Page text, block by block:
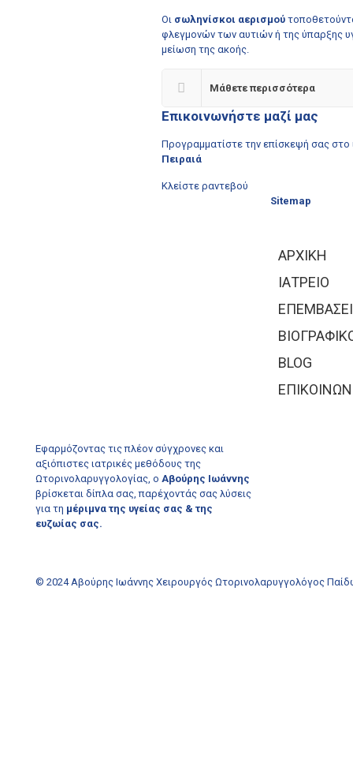
Οι σωληνίσκοι αερισμού
φλεγμονών των αυτιών ή της ύπαρξης
μείωση της ακοής.
Μάθετε περισσότερα
Επικοινωνήστε μαζί μας
Προγραμματίστε την επίσκεψή σας στο
Πειραιά
Κλείστε ραντεβού
Εφαρμόζοντας τις πλέον σύγχρονες και
αξιόπιστες ιατρικές μεθόδους της
Ωτορινολαρυγγολογίας, ο Αβούρης Ιωάννης
βρίσκεται δίπλα σας, παρέχοντάς σας λύσεις
για τη μέριμνα της υγείας σας & της
ευζωίας σας.
Sitemap
ΑΡΧΙΚΗ
ΙΑΤΡΕΙΟ
BLOG
© 2024 Αβούρης Ιωάννης Χειρουργός Ωτορινολαρυγγολόγος